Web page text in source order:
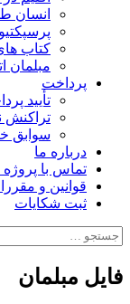
انسان
پرسپکتیو
کتاب
مبلمان
پرداخت
تأیید
تراکنش
سوابق
درباره ما
تماس با
قوانین و
ثبت شکایات
جستجو
برای:
فایل مبلمان